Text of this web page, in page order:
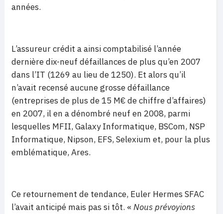
années.
L’assureur crédit a ainsi comptabilisé l’année
dernière dix-neuf défaillances de plus qu’en 2007
dans l’IT (1269 au lieu de 1250). Et alors qu’il
n’avait recensé aucune grosse défaillance
(entreprises de plus de 15 M€ de chiffre d’affaires)
en 2007, il en a dénombré neuf en 2008, parmi
lesquelles MFII, Galaxy Informatique, BSCom, NSP
Informatique, Nipson, EFS, Selexium et, pour la plus
emblématique, Ares.
Ce retournement de tendance, Euler Hermes SFAC
l’avait anticipé mais pas si tôt. « Nous prévoyions